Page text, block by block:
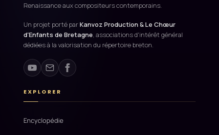
Renaissance aux compositeurs contemporains.
Un projet porté parKanvoz Production & Le Chœur
d'Enfants de Bretagne, associations d'intérêt général
dédiées à la valorisation du répertoire breton.
EXPLORER
Encyclopédie